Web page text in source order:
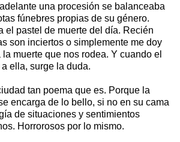
una procesión se balanceaba
fúnebres propias de su género.
el pastel de muerte del día. Recién
son inciertos o simplemente me doy
muerte que nos rodea. Y cuando el
ella, surge la duda.
tan poema que es. Porque la
encarga de lo bello, si no en su cama
de situaciones y sentimientos
Horrorosos por lo mismo.